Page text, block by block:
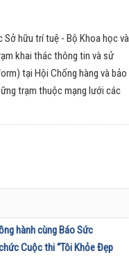
Sở hữu trí tuệ - Bộ Khoa học và
khai thác thông tin và sử
tại Hội Chống hàng và bảo
trạm thuộc mạng lưới các
hành cùng Báo Sức
Cuộc thi “Tôi Khỏe Đẹp